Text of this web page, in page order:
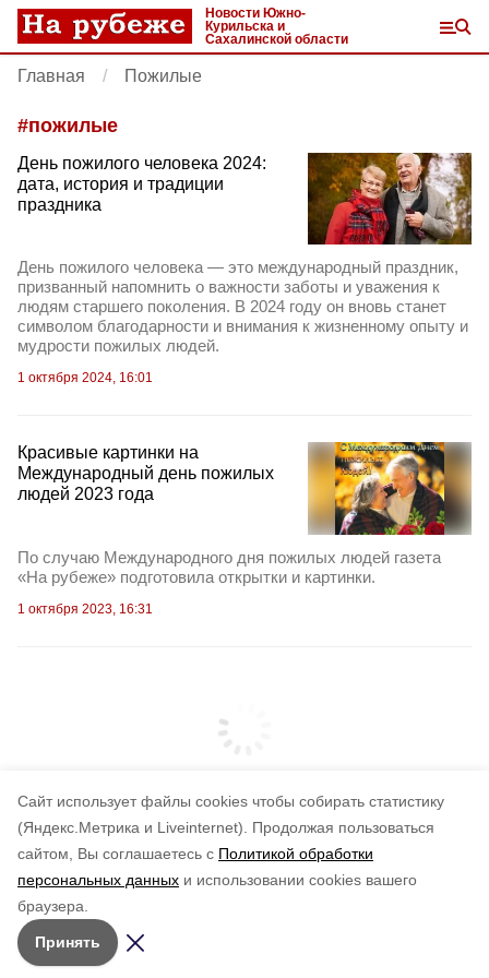
Cайт использует файлы cookies чтобы собирать статистику
(Яндекс.Метрика и Liveinternet).
Продолжая пользоваться
сайтом, Вы соглашаетесь с Политикой обработки
персональных данных и использовании cookies вашего
браузера.
Принять
Новости Южно-
Курильска и
Сахалинской области
Главная Пожилые
#пожилые
День пожилого человека 2024:
дата, история и традиции
праздника
День пожилого человека — это международный праздник,
призванный напомнить о важности заботы и уважения к
людям старшего поколения. В 2024 году он вновь станет
символом благодарности и внимания к жизненному опыту и
мудрости пожилых людей.
1 октября 2024, 16:01
Красивые картинки на
Международный день пожилых
людей 2023 года
По случаю Международного дня пожилых людей газета
«На рубеже» подготовила открытки и картинки.
1 октября 2023, 16:31